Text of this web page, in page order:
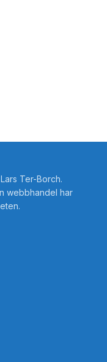
Ter-Borch.
webbhandel har